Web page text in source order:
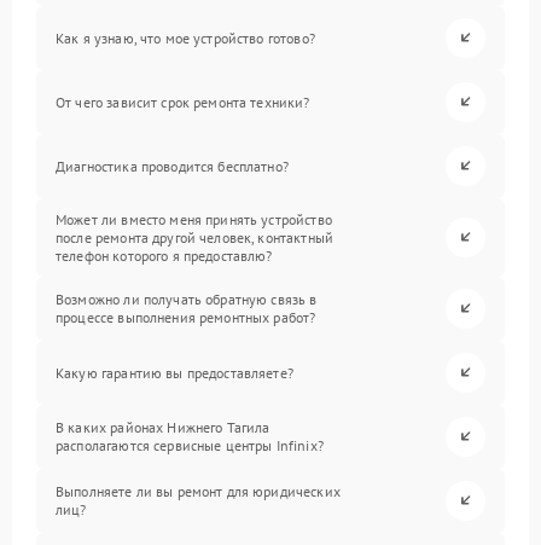
Как я узнаю, что мое устройство готово?
От чего зависит срок ремонта техники?
Диагностика проводится бесплатно?
Может ли вместо меня принять устройство
после ремонта другой человек, контактный
телефон которого я предоставлю?
Возможно ли получать обратную связь в
процессе выполнения ремонтных работ?
Какую гарантию вы предоставляете?
В каких районах Нижнего Тагила
располагаются сервисные центры Infinix?
Выполняете ли вы ремонт для юридических
лиц?